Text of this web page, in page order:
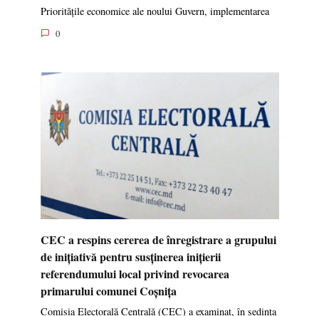
Prioritățile economice ale noului Guvern, implementarea
0
CEC a respins cererea de înregistrare a grupului
de inițiativă pentru susținerea inițierii
referendumului local privind revocarea
primarului comunei Coșnița
Comisia Electorală Centrală (CEC) a examinat, în ședința